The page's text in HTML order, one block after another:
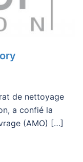
de nettoyage
a confié la
(AMO) […]